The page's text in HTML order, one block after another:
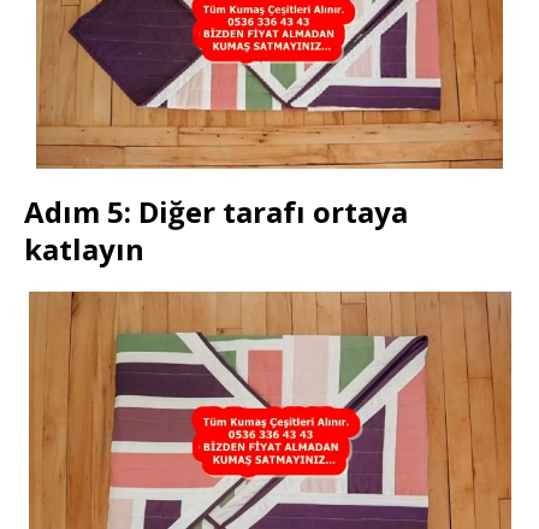
Adım 5: Diğer tarafı ortaya
katlayın